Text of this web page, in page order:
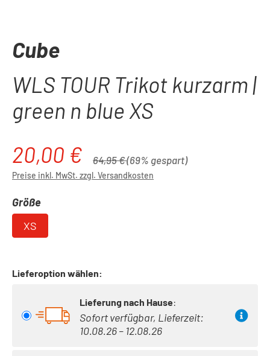
Cube
WLS TOUR Trikot kurzarm |
green n blue XS
Verkaufspreis:
20,00 € Regulärer Preis:
64,95 €(69% gespart)
Preise inkl. MwSt. zzgl. Versandkosten
Größeauswählen
XS
Lieferoption wählen:
Lieferung nach Hause:
Sofort verfügbar, Lieferzeit:
10.08.26 – 12.08.26